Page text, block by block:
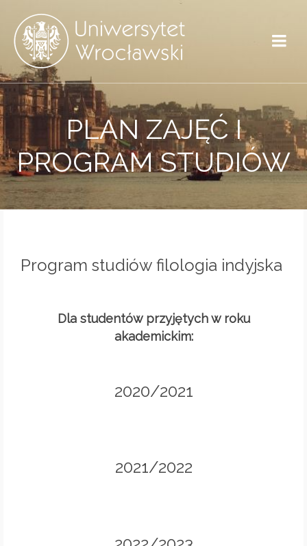
PLAN ZAJĘĆ I
PROGRAM STUDIÓW
Program studiów filologia indyjska
Dla studentów przyjętych w roku
akademickim:
2020/2021
2021/2022